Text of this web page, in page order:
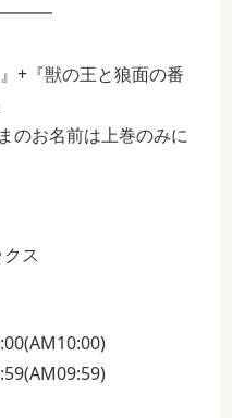
+『獣の王と狼面の番
のお名前は上巻のみに
ス